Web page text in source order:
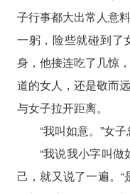
子行事都大出常人意
一躬，险些就碰到了
身，他接连吃了几惊
道的女人，还是敬而
与女子拉开距离。
“我叫如意。”女
“我说我小字叫做
己，就又说了一遍。